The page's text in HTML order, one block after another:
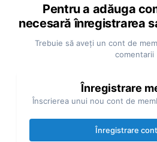
Pentru a adăuga
necesară înregistrarea
Trebuie să aveţi un cont de
comentarii
Înregistrare
Înscrierea unui nou cont de
Înregistrare